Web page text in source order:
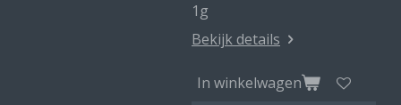
1g
Bekijk details
In winkelwagen